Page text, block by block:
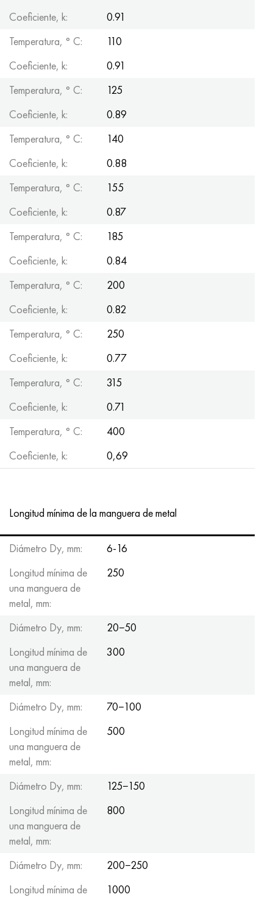
Coeficiente, k:
0.91
Temperatura, ° С:
110
Coeficiente, k:
0.91
Temperatura, ° С:
125
Coeficiente, k:
0.89
Temperatura, ° С:
140
Coeficiente, k:
0.88
Temperatura, ° С:
155
Coeficiente, k:
0.87
Temperatura, ° С:
185
Coeficiente, k:
0.84
Temperatura, ° С:
200
Coeficiente, k:
0.82
Temperatura, ° С:
250
Coeficiente, k:
0.77
Temperatura, ° С:
315
Coeficiente, k:
0.71
Temperatura, ° С:
400
Coeficiente, k:
0,69
Longitud mínima de la manguera de metal
Diámetro Dy, mm:
6-16
Longitud mínima de
una manguera de
metal, mm:
250
Diámetro Dy, mm:
20−50
Longitud mínima de
una manguera de
metal, mm:
300
Diámetro Dy, mm:
70−100
Longitud mínima de
una manguera de
metal, mm:
500
Diámetro Dy, mm:
125−150
Longitud mínima de
una manguera de
metal, mm:
800
Diámetro Dy, mm:
200−250
Longitud mínima de
1000